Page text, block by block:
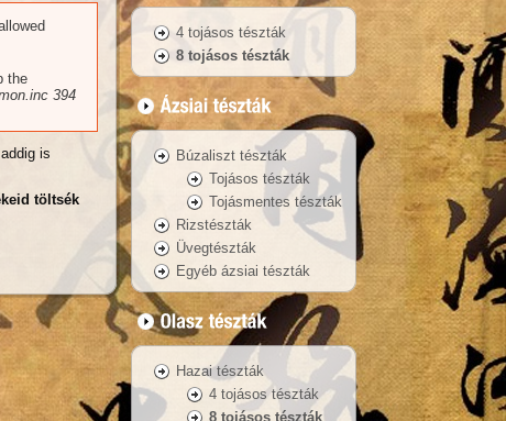
the
394
is
töltsék
4 tojásos tészták
8 tojásos tészták
Búzaliszt tészták
Tojásos tészták
Tojásmentes tészták
Rizstészták
Üvegtészták
Egyéb ázsiai tészták
Hazai tészták
4 tojásos tészták
8 tojásos tészták